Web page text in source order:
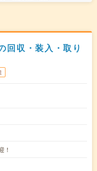
回収・装入・取り
！